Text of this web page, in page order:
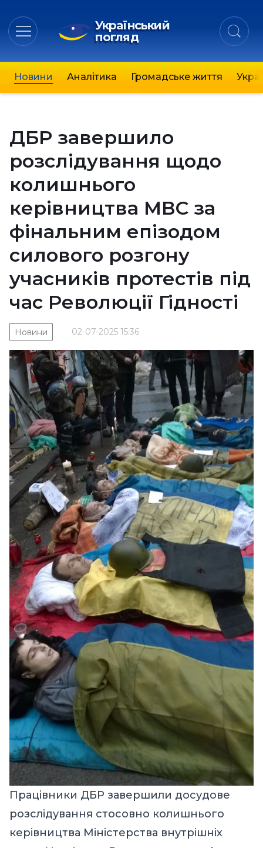
Український
погляд
Новини Аналітика Громадське життя
ДБР завершило
розслідування щодо
колишнього
керівництва МВС за
фінальним епізодом
силового розгону
учасників протестів під
час Революції Гідності
02-07-2025 15:36
Новини
Працівники ДБР завершили досудове
розслідування стосовно колишнього
керівництва Міністерства внутрішніх